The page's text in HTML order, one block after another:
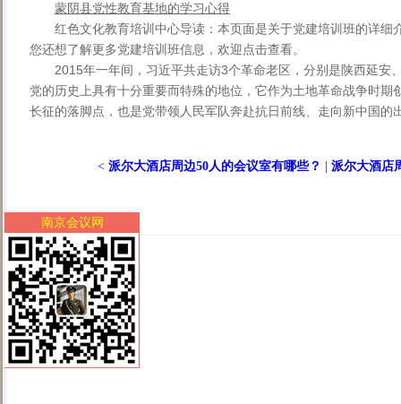
蒙阴县党性教育基地的学习心得
红色文化教育培训中心导读：本页面是关于党建培训班的详细
您还想了解更多党建培训班信息，欢迎点击查看。
2015年一年间，习近平共走访3个革命老区，分别是陕西延安
党的历史上具有十分重要而特殊的地位，它作为土地革命战争时期
长征的落脚点，也是党带领人民军队奔赴抗日前线、走向新中国的
< 派尔大酒店周边50人的会议室有哪些？ 派尔大酒店
南京会议网